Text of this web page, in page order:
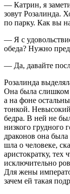
— Катрин, я
зовут Розалинда.
по парку. Как вы
— Я с
обеда? Нужно
— Да, давайте
Розалинда
Она была слишком
а на фоне
тонкой. Невысокий
бедра. В ней не
низкого грудного
драконов она
шла о человеке,
аристократку, тех
исключительно
Для жены
зачем ей такая